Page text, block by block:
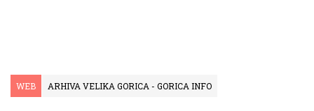
WEB ARHIVA VELIKA GORICA - GORICA INFO